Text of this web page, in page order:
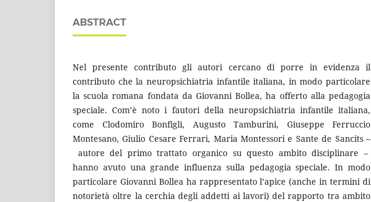
ABSTRACT
Nel presente contributo gli autori cercano di porre in evidenza il
contributo che la neuropsichiatria infantile italiana, in modo particolare
la scuola romana fondata da Giovanni Bollea, ha offerto alla pedagogia
speciale. Com’è noto i fautori della neuropsichiatria infantile italiana,
come Clodomiro Bonfigli, Augusto Tamburini, Giuseppe Ferruccio
Montesano, Giulio Cesare Ferrari, Maria Montessori e Sante de Sancits –
autore del primo trattato organico su questo ambito disciplinare –
hanno avuto una grande influenza sulla pedagogia speciale. In modo
particolare Giovanni Bollea ha rappresentato l’apice (anche in termini di
notorietà oltre la cerchia degli addetti ai lavori) del rapporto tra ambito